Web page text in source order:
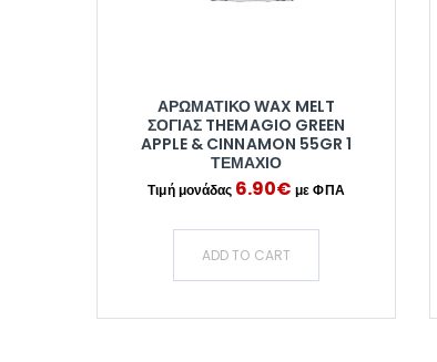
ΑΡΩΜΑΤΙΚΌ WAX MELT
ΣΌΓΙΑΣ THEMAGIO GREEN
APPLE & CINNAMON 55GR 1
ΤΕΜΆΧΙΟ
6.90€
ADD TO CART